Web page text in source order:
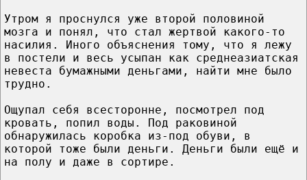
Утром я проснулся уже второй половиной
мозга и понял, что стал жертвой какого-то
насилия. Иного объяснения тому, что я лежу
в постели и весь усыпан как среднеазиатская
невеста бумажными деньгами, найти мне было
трудно.
Ощупал себя всесторонне, посмотрел под
кровать, попил воды. Под раковиной
обнаружилась коробка из-под обуви, в
которой тоже были деньги. Деньги были ещё и
на полу и даже в сортире.